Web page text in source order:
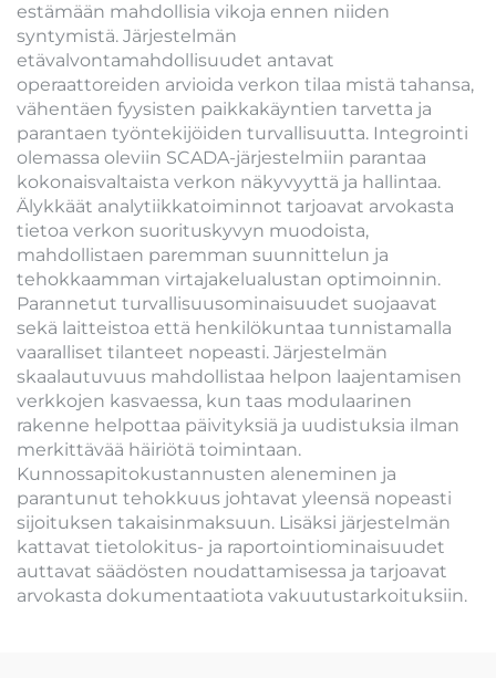
estämään mahdollisia vikoja ennen niiden
syntymistä. Järjestelmän
etävalvontamahdollisuudet antavat
operaattoreiden arvioida verkon tilaa mistä tahansa,
vähentäen fyysisten paikkakäyntien tarvetta ja
parantaen työntekijöiden turvallisuutta. Integrointi
olemassa oleviin SCADA-järjestelmiin parantaa
kokonaisvaltaista verkon näkyvyyttä ja hallintaa.
Älykkäät analytiikkatoiminnot tarjoavat arvokasta
tietoa verkon suorituskyvyn muodoista,
mahdollistaen paremman suunnittelun ja
tehokkaamman virtajakelualustan optimoinnin.
Parannetut turvallisuusominaisuudet suojaavat
sekä laitteistoa että henkilökuntaa tunnistamalla
vaaralliset tilanteet nopeasti. Järjestelmän
skaalautuvuus mahdollistaa helpon laajentamisen
verkkojen kasvaessa, kun taas modulaarinen
rakenne helpottaa päivityksiä ja uudistuksia ilman
merkittävää häiriötä toimintaan.
Kunnossapitokustannusten aleneminen ja
parantunut tehokkuus johtavat yleensä nopeasti
sijoituksen takaisinmaksuun. Lisäksi järjestelmän
kattavat tietolokitus- ja raportointiominaisuudet
auttavat säädösten noudattamisessa ja tarjoavat
arvokasta dokumentaatiota vakuutustarkoituksiin.